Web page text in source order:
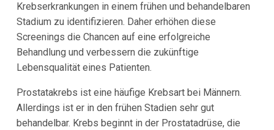
Krebserkrankungen in einem frühen und behandelbaren
Stadium zu identifizieren. Daher erhöhen diese
Screenings die Chancen auf eine erfolgreiche
Behandlung und verbessern die zukünftige
Lebensqualität eines Patienten.
Prostatakrebs ist eine häufige Krebsart bei Männern.
Allerdings ist er in den frühen Stadien sehr gut
behandelbar. Krebs beginnt in der Prostatadrüse, die